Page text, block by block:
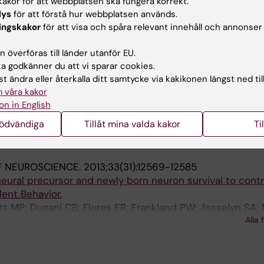
AND DIFFERENTIATION.2014;21(10):1546-1559
p53 function to determine the balance between
in adult neural precursor cells.
FD; Kaplan DR
2013;13(5):564-576
6 mediates long-lasting changes in neural stem cell
self-renewal pathway.
Woodard CL; Yang G; Gauthier-Fisher A; Fujitani M;
Alla
2013;33(31):12569-12585
precursor and newly born neuron survival to
Behavior.
MP; Dugani CB; Flores ER; Frankland PW; Josselyn SA;
Alla
för att förstå hur webbplatsen används.
för att visa och spåra relevant innehåll och
överföras till länder utanför EU.
godkänner du att vi sparar cookies.
ändra eller återkalla ditt samtycke via kakikonen längst ned
våra kakor
in English
Tillåt mina valda kakor